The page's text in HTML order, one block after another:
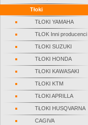
Tłoki
TŁOKI YAMAHA
TŁOK Inni producenci
TŁOKI SUZUKI
TŁOKI HONDA
TŁOKI KAWASAKI
TŁOKI KTM
TŁOKI APRILLA
TŁOKI HUSQVARNA
CAGIVA